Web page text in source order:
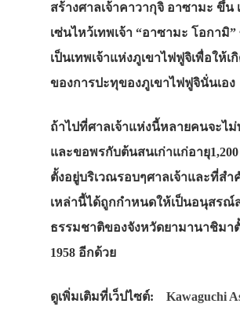
สร้างศาลเจ้าคาวากุจิ อาซามะ ขึ้น
เซ่นไหว้เทพเจ้า “อาซามะ โอกามิ”
เป็นเทพเจ้าแห่งภูเขาไฟฟูจิเพื่อให้เ
ของการปะทุของภูเขาไฟฟูจินั่นเอง
ถ้าไปที่ศาลเจ้าแห่งนี้หลายคนจะไ
และขอพรกับต้นสนเก่าแก่อายุ
ตั้งอยู่บริเวณรอบๆศาลเจ้าและที่ส
เหล่านี้ได้ถูกกำหนดให้เป็นอนุสรณ์
ธรรมชาติของจังหวัดยามานาชิมา
1958 อีกด้วย
ดูเพิ่มเติมที่เว็ปไซต์: Kawaguchi